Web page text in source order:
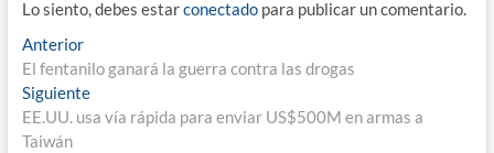
Lo siento, debes estarconectadopara publicar un comentario.
Navegación
de
entradas
AnteriorEntrada
anterior:
El fentanilo ganará la guerra contra las drogas
SiguienteEntrada
siguiente:
EE.UU. usa vía rápida para enviar US$500M en armas a
Taiwán